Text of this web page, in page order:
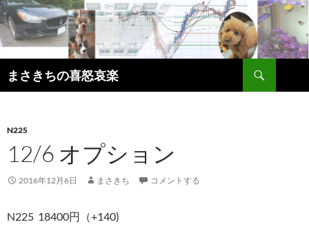
コ
ン
テ
ン
ツ
へ
まさきちの喜怒哀楽
索
N225
12/6 オプション
2016年12月6日 まさきち コメントする
N225 18400円（+140)